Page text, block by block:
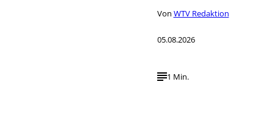
Von WTV Redaktion
05.08.2026
1 Min.